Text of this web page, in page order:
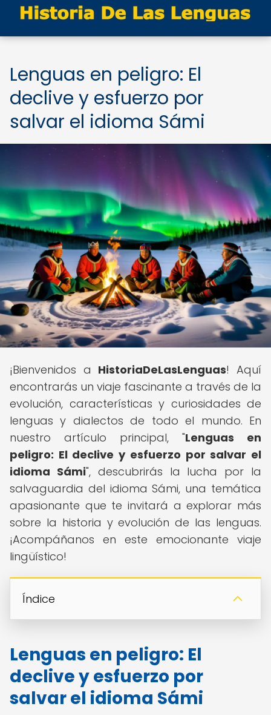
Lenguas en peligro: El
declive y esfuerzo por
salvar el idioma Sámi
¡Bienvenidos a HistoriaDeLasLenguas! Aquí
encontrarás un viaje fascinante a través de la
evolución, características y curiosidades de
lenguas y dialectos de todo el mundo. En
nuestro artículo principal, "Lenguas en
peligro: El declive y esfuerzo por salvar el
idioma Sámi", descubrirás la lucha por la
salvaguardia del idioma Sámi, una temática
apasionante que te invitará a explorar más
sobre la historia y evolución de las lenguas.
¡Acompáñanos en este emocionante viaje
lingüístico!
Índice
Lenguas en peligro: El
declive y esfuerzo por
salvar el idioma Sámi